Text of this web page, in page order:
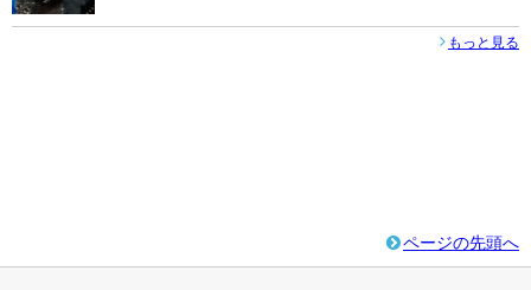
もっと見る
ページの先頭へ